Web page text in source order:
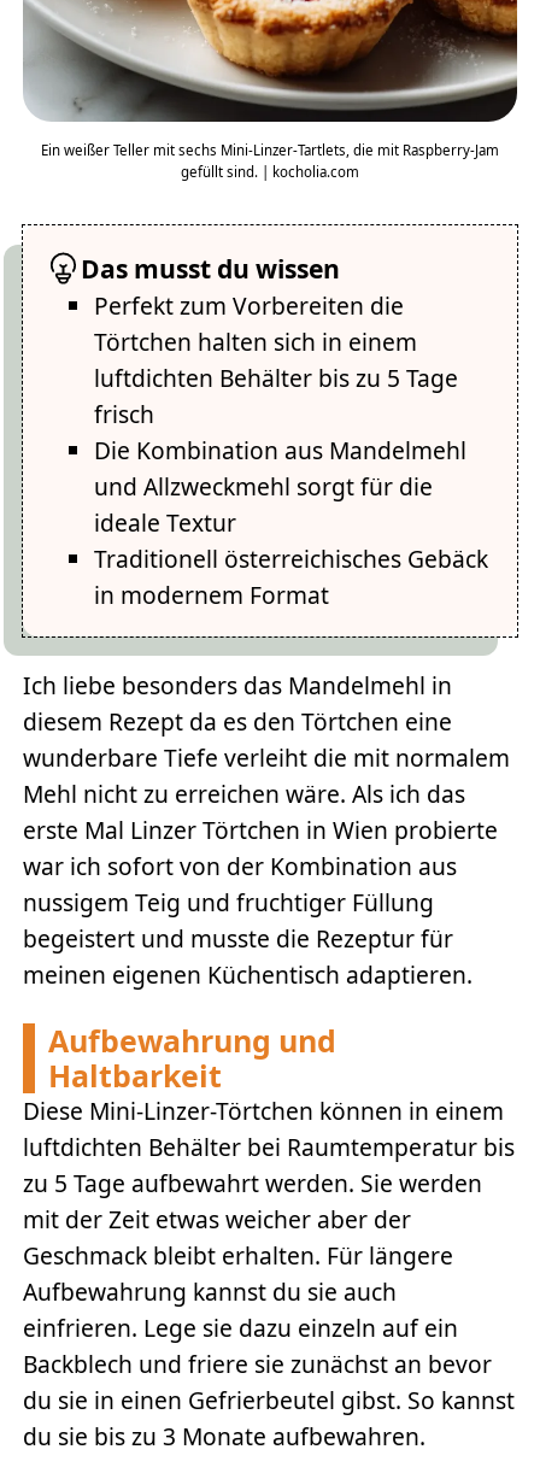
Ein weißer Teller mit sechs Mini-Linzer-Tartlets, die mit Raspberry-Jam
gefüllt sind. | kocholia.com
Das musst du wissen
Perfekt zum Vorbereiten die
Törtchen halten sich in einem
luftdichten Behälter bis zu 5 Tage
frisch
Die Kombination aus Mandelmehl
und Allzweckmehl sorgt für die
ideale Textur
Traditionell österreichisches Gebäck
in modernem Format
Ich liebe besonders das Mandelmehl in
diesem Rezept da es den Törtchen eine
wunderbare Tiefe verleiht die mit normalem
Mehl nicht zu erreichen wäre. Als ich das
erste Mal Linzer Törtchen in Wien probierte
war ich sofort von der Kombination aus
nussigem Teig und fruchtiger Füllung
begeistert und musste die Rezeptur für
meinen eigenen Küchentisch adaptieren.
Aufbewahrung und
Haltbarkeit
Diese Mini-Linzer-Törtchen können in einem
luftdichten Behälter bei Raumtemperatur bis
zu 5 Tage aufbewahrt werden. Sie werden
mit der Zeit etwas weicher aber der
Geschmack bleibt erhalten. Für längere
Aufbewahrung kannst du sie auch
einfrieren. Lege sie dazu einzeln auf ein
Backblech und friere sie zunächst an bevor
du sie in einen Gefrierbeutel gibst. So kannst
du sie bis zu 3 Monate aufbewahren.